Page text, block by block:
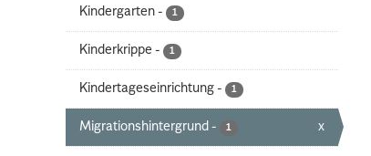
Kindergarten - 1
Kinderkrippe - 1
Kindertageseinrichtung - 1
Migrationshintergrund - 1 x